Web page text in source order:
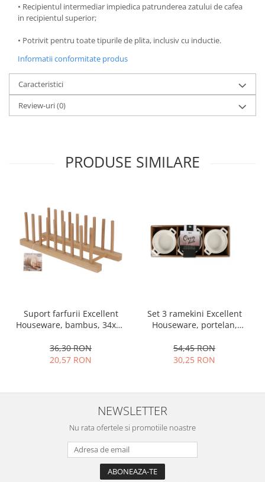
Raclete patiserie
Tavi detasabile
Tavi si forme fursecuri
Ustensile antiaderente
Ustensile de masura
• Recipientul intermediar impiedica patrunderea zatului de cafea
in recipientul superior;
• Potrivit pentru toate tipurile de plita, inclusiv cu inductie.
Informatii conformitate produs
Caracteristici
Review-uri(0)
PRODUSE SIMILARE
Suport farfurii Excellent
Houseware, bambus, 34x12
36,30 RON
20,57 RON
Set 3 ramekini Excellent
Houseware, portelan,
54,45 RON
30,25 RON
NEWSLETTER
Nu rata ofertele si promotiile noastre